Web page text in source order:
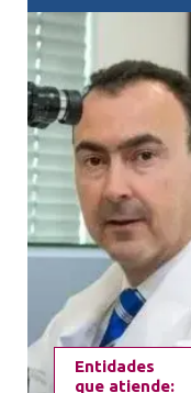
Entidades
que atiende: